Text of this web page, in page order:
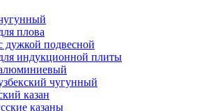
плова
дужкой подвесной
индукционной плиты
чугунный
казан
казаны